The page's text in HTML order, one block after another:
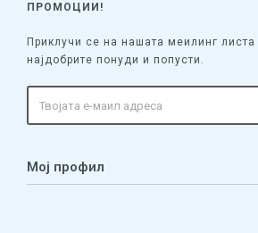
ПРОМОЦИИ!
Приклучи се на нашата меилинг листа
најдобрите понуди и попусти.
Мој профил